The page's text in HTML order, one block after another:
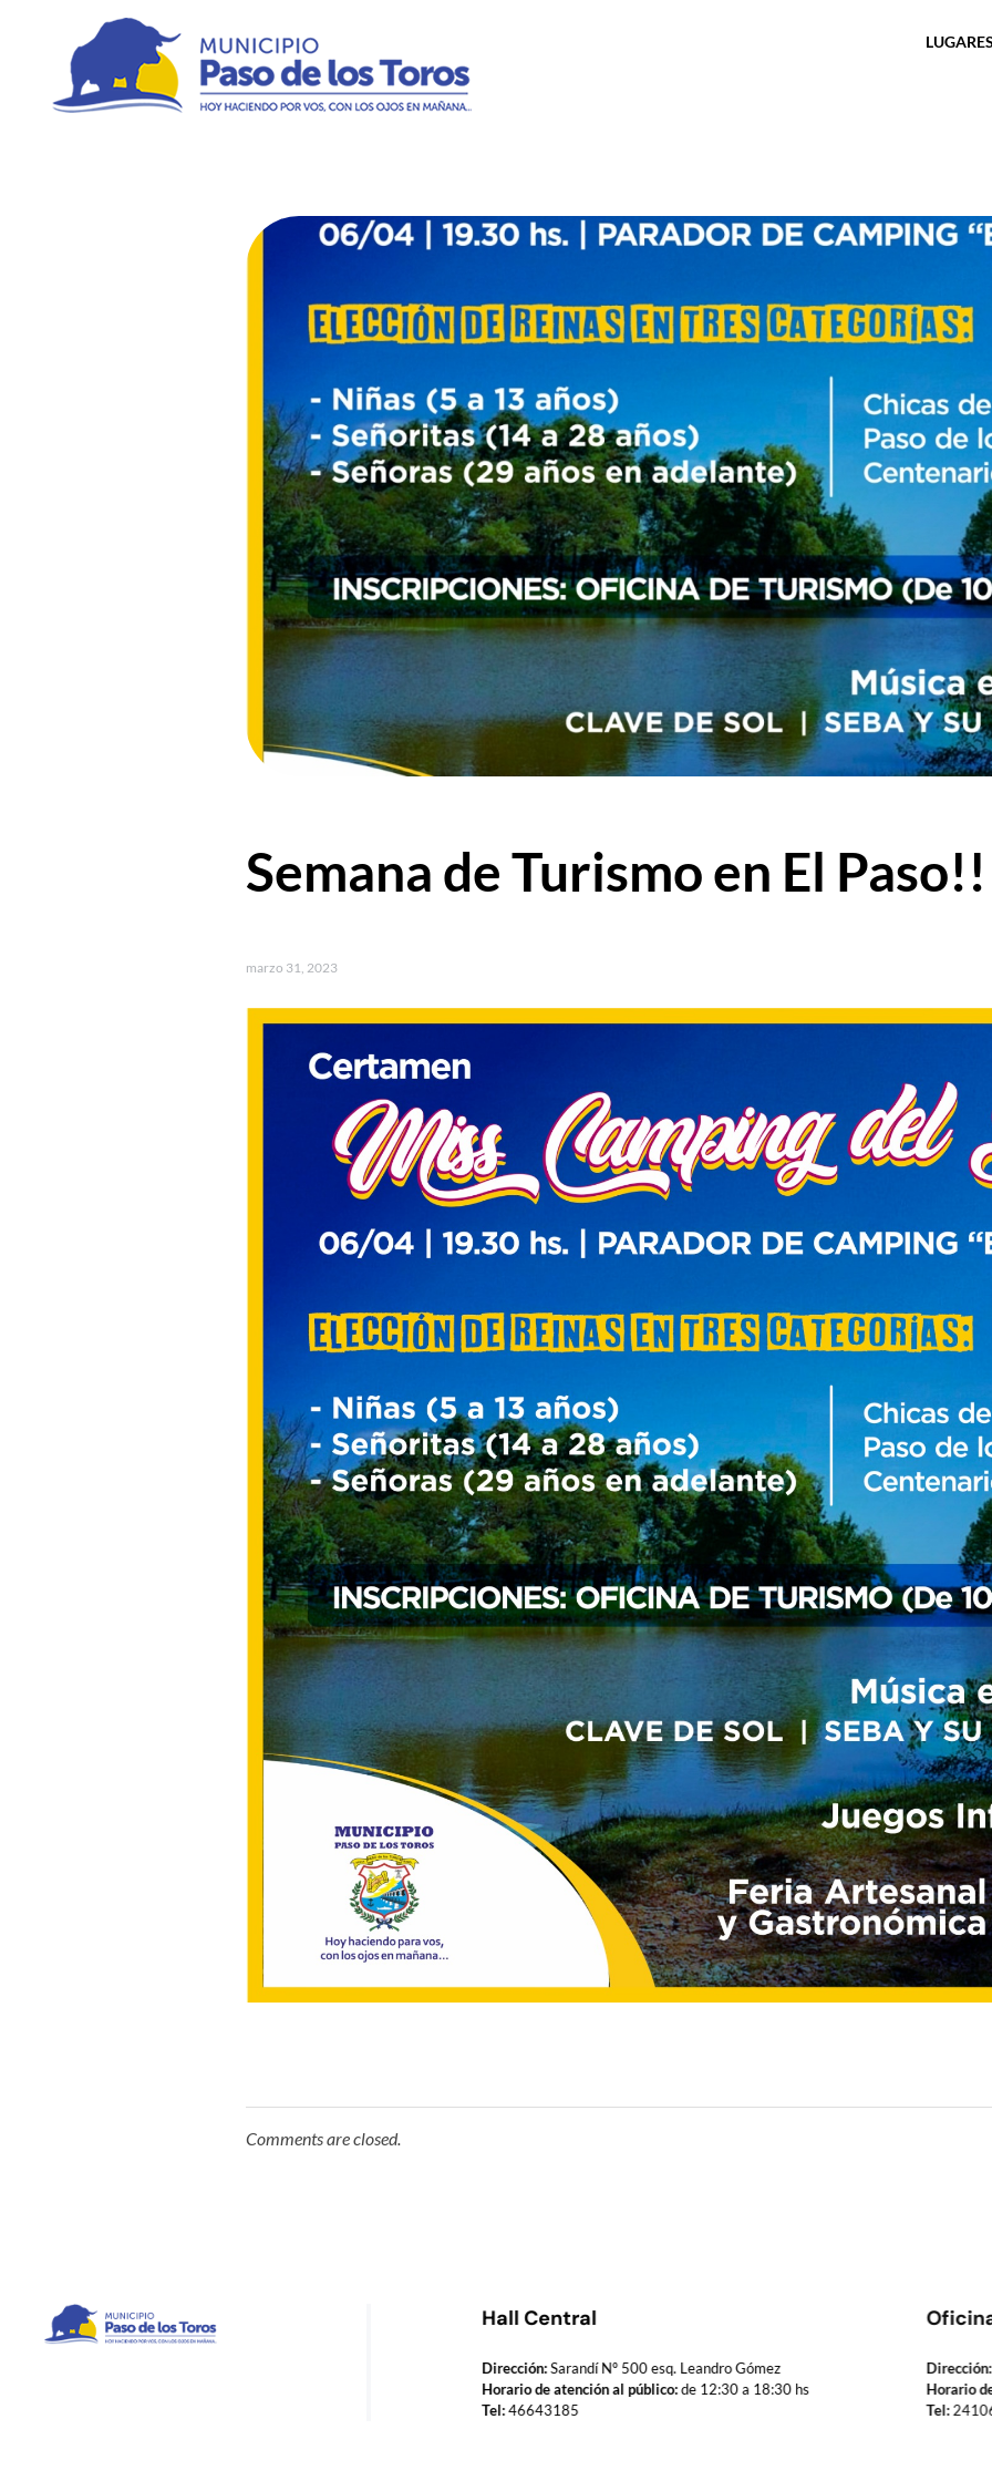
Semana de Turismo en El
marzo 31, 2023
Comments are closed.
Hall Central
Dirección:Sarandí Nº 500 esq. Leandro Gómez
Horario de atención al público:de 12:30 a 18:30 hs
Tel:46643185
Dirección:
Horario
Tel: